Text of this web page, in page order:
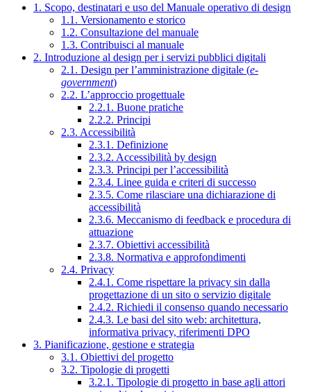
1. Scopo, destinatari e uso del Manuale operativo di design
1.1. Versionamento e storico
1.2. Consultazione del manuale
1.3. Contribuisci al manuale
2. Introduzione al design per i servizi pubblici digitali
2.1. Design per l’amministrazione digitale (e-
government)
2.2. L’approccio progettuale
2.2.1. Buone pratiche
2.2.2. Principi
2.3. Accessibilità
2.3.1. Definizione
2.3.2. Accessibilità by design
2.3.3. Principi per l’accessibilità
2.3.4. Linee guida e criteri di successo
2.3.5. Come rilasciare una dichiarazione di
accessibilità
2.3.6. Meccanismo di feedback e procedura di
attuazione
2.3.7. Obiettivi accessibilità
2.3.8. Normativa e approfondimenti
2.4. Privacy
2.4.1. Come rispettare la privacy sin dalla
progettazione di un sito o servizio digitale
2.4.2. Richiedi il consenso quando necessario
2.4.3. Le basi del sito web: architettura,
informativa privacy, riferimenti DPO
3. Pianificazione, gestione e strategia
3.1. Obiettivi del progetto
3.2. Tipologie di progetti
3.2.1. Tipologie di progetto in base agli attori